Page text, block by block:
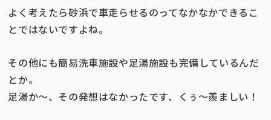
よく考えたら砂浜で車走らせるのってなかなかできるこ
とではないですよね。
その他にも簡易洗車施設や足湯施設も完備しているんだ
とか。
足湯か〜、その発想はなかったです、くぅ〜羨ましい！